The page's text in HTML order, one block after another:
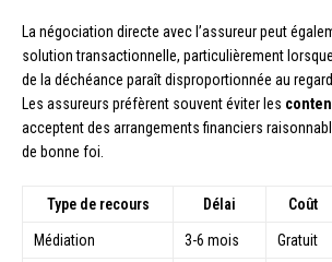
La négociation directe avec l’assureur peut
solution transactionnelle, particulièrement
de la déchéance paraît disproportionnée au
Les assureurs préfèrent souvent éviter les
acceptent des arrangements financiers
de bonne foi.
Type de recours Délai Coût
Médiation 3-6 mois Gratuit